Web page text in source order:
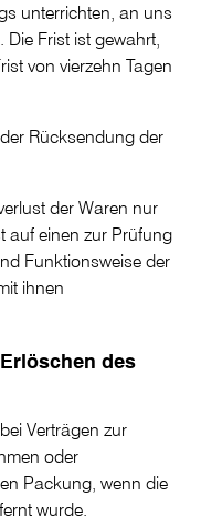
unterrichten, an uns
Frist ist gewahrt,
von vierzehn Tagen
Rücksendung der
der Waren nur
auf einen zur Prüfung
Funktionsweise der
ihnen
des
Verträgen zur
oder
Packung, wenn die
wurde.